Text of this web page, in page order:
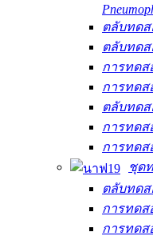
ตลับทดส
ตลับทดส
การทดส
การทดส
ตลับทดส
การทดส
การทด
ชุด
ตลับทดส
การทดส
การทดส